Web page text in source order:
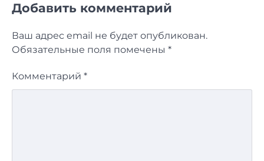
Добавить комментарий
Ваш адрес email не будет опубликован.
Обязательные поля помечены *
Комментарий *